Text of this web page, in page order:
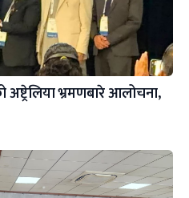
भ्रमणबारे आलोचना,